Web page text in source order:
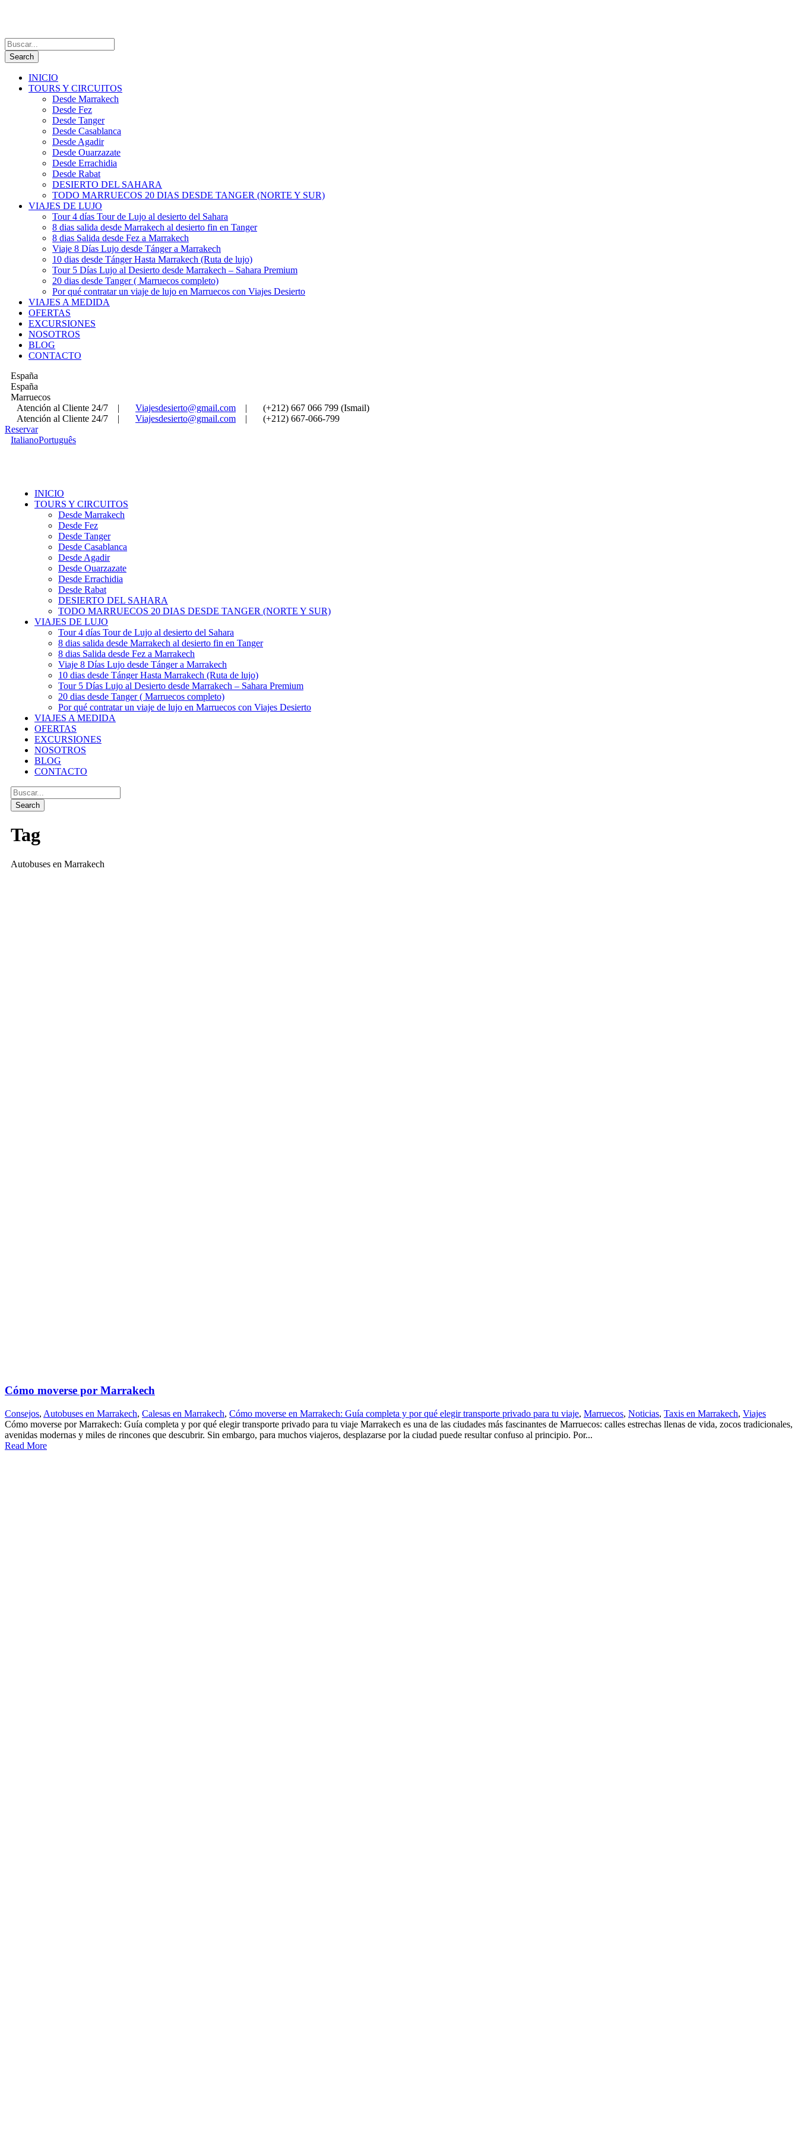
INICIO
TOURS Y CIRCUITOS
Desde Marrakech
Desde Fez
Desde Tanger
Desde Casablanca
Desde Agadir
Desde Ouarzazate
Desde Errachidia
Desde Rabat
DESIERTO DEL SAHARA
TODO MARRUECOS 20 DIAS DESDE TANGER (NORTE Y SUR)
VIAJES DE LUJO
Tour 4 días Tour de Lujo al desierto del Sahara
8 dias salida desde Marrakech al desierto fin en Tanger
8 dias Salida desde Fez a Marrakech
Viaje 8 Días Lujo desde Tánger a Marrakech
10 dias desde Tánger Hasta Marrakech (Ruta de lujo)
Tour 5 Días Lujo al Desierto desde Marrakech – Sahara Premium
20 dias desde Tanger ( Marruecos completo)
Por qué contratar un viaje de lujo en Marruecos con Viajes Desierto
VIAJES A MEDIDA
OFERTAS
EXCURSIONES
NOSOTROS
BLOG
CONTACTO
España
España
Marruecos
Atención al Cliente 24/7
| Viajesdesierto@gmail.com |
(+212) 667 066 799 (Ismail)
Atención al Cliente 24/7
| Viajesdesierto@gmail.com |
(+212) 667-066-799
Reservar
ItalianoPortuguês
INICIO
TOURS Y CIRCUITOS
Desde Marrakech
Desde Fez
Desde Tanger
Desde Casablanca
Desde Agadir
Desde Ouarzazate
Desde Errachidia
Desde Rabat
DESIERTO DEL SAHARA
TODO MARRUECOS 20 DIAS DESDE TANGER (NORTE Y SUR)
VIAJES DE LUJO
Tour 4 días Tour de Lujo al desierto del Sahara
8 dias salida desde Marrakech al desierto fin en Tanger
8 dias Salida desde Fez a Marrakech
Viaje 8 Días Lujo desde Tánger a Marrakech
10 dias desde Tánger Hasta Marrakech (Ruta de lujo)
Tour 5 Días Lujo al Desierto desde Marrakech – Sahara Premium
20 dias desde Tanger ( Marruecos completo)
Por qué contratar un viaje de lujo en Marruecos con Viajes Desierto
VIAJES A MEDIDA
OFERTAS
EXCURSIONES
NOSOTROS
BLOG
CONTACTO
Tag
Autobuses en Marrakech
Cómo moverse por Marrakech
Consejos, Autobuses en Marrakech, Calesas en Marrakech, Cómo moverse en Marrakech: Guía completa y por qué elegir transporte privado para tu viaje, Marruecos, Noticias, Taxis en Marrakech, Viajes
Cómo moverse por Marrakech: Guía completa y por qué elegir transporte privado para tu viaje Marrakech es una de las ciudades más fascinantes de Marruecos: calles estrechas llenas de vida, zocos tradicionales,
avenidas modernas y miles de rincones que descubrir. Sin embargo, para muchos viajeros, desplazarse por la ciudad puede resultar confuso al principio. Por...
Read More